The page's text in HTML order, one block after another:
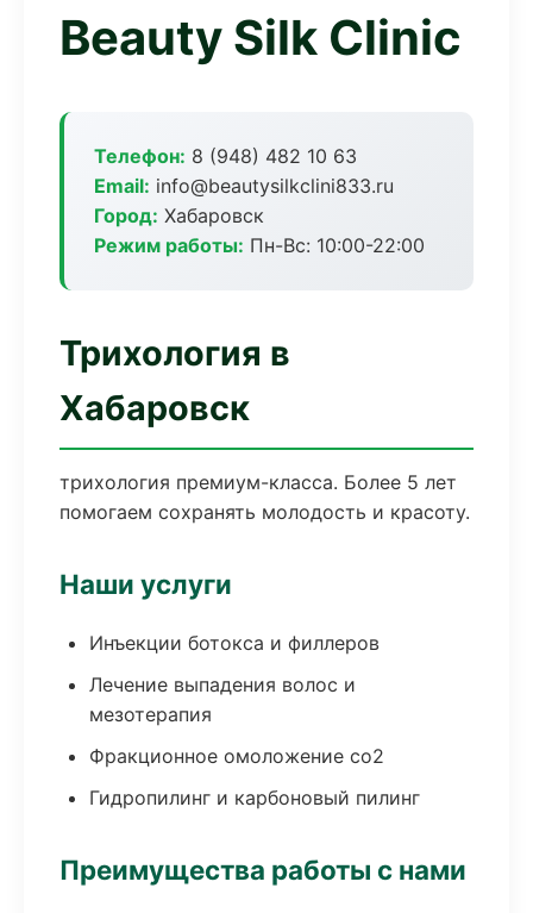
Beauty Silk Clinic
Телефон: 8 (948) 482 10 63
Email: info@beautysilkclini833.ru
Город: Хабаровск
Режим работы: Пн-Вс: 10:00-22:00
Трихология в
Хабаровск
трихология премиум-класса. Более 5 лет
помогаем сохранять молодость и красоту.
Наши услуги
Инъекции ботокса и филлеров
Лечение выпадения волос и
мезотерапия
Фракционное омоложение co2
Гидропилинг и карбоновый пилинг
Преимущества работы с нами